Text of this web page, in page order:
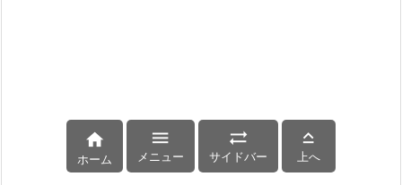

ホーム

メニュー

サイドバー

上へ